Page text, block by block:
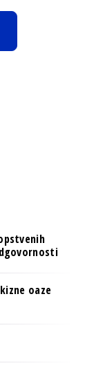
oaze